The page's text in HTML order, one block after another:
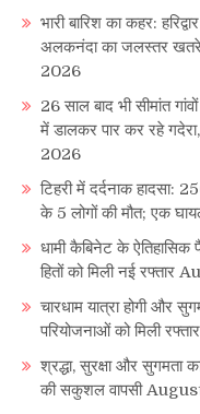
भारी बारिश का कहर:
अलकनंदा का जलस्तर खतरे
2026
26 साल बाद भी सीमांत
में डालकर पार कर रहे
2026
टिहरी में दर्दनाक हादसा:
के 5 लोगों की मौत; एक
धामी कैबिनेट के
हितों को मिली नई रफ्तार
चारधाम यात्रा होगी और
परियोजनाओं को मिली रफ्तार
श्रद्धा, सुरक्षा और सुगमता
की सकुशल वापसी